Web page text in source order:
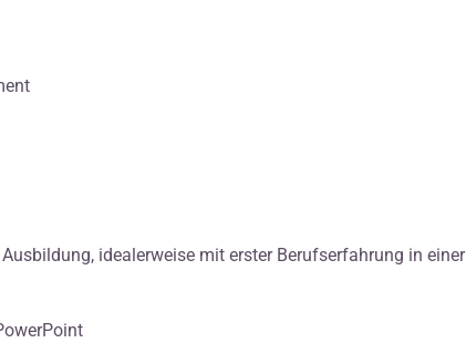
idealerweise mit erster Berufserfahrung in einer